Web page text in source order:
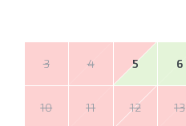
3 4 5 6
10 11 12 13